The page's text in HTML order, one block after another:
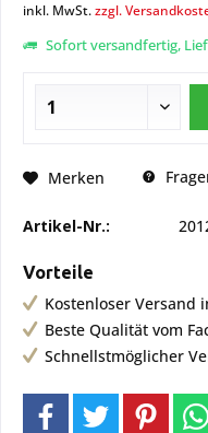
inkl. MwSt.zzgl.
Sofort versandfertig,
Merken
Artikel-Nr.:
Vorteile
Kostenloser Versand
Beste Qualität vom
Schnellstmöglicher